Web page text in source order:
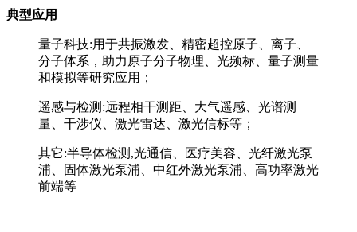
典型应用
量子科技:用于共振激发、精密超控原子、离子、
分子体系，助力原子分子物理、光频标、量子测量
和模拟等研究应用；
遥感与检测:远程相干测距、大气遥感、光谱测
量、干涉仪、激光雷达、激光信标等；
其它:半导体检测,光通信、医疗美容、光纤激光泵
浦、固体激光泵浦、中红外激光泵浦、高功率激光
前端等